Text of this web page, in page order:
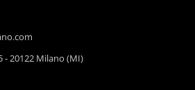
- 20122 Milano (MI)